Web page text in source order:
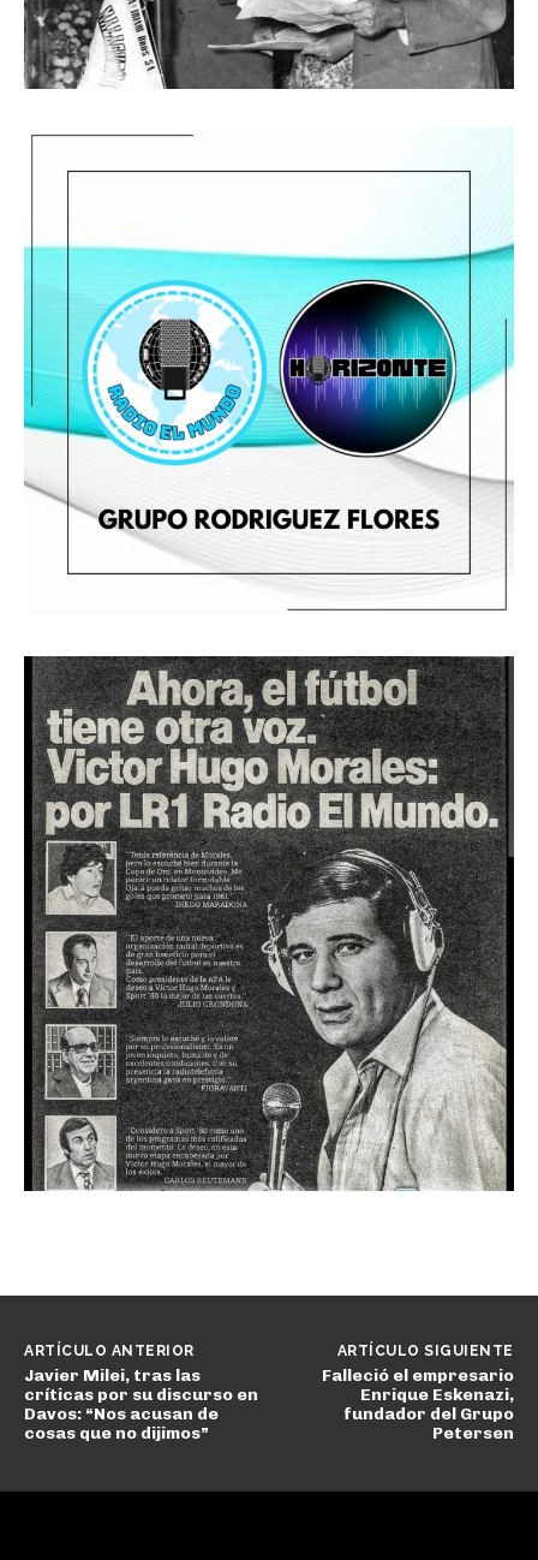
ARTÍCULO ANTERIOR
Javier Milei, tras las
críticas por su discurso en
Davos: “Nos acusan de
cosas que no dijimos”
ARTÍCULO SIGUIENTE
Falleció el empresario
Enrique Eskenazi,
fundador del Grupo
Petersen